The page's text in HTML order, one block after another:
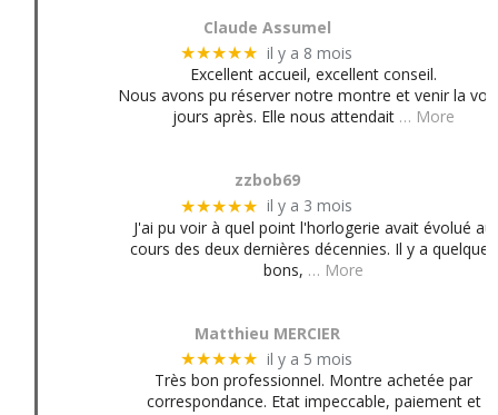
Claude Assumel
★★★★★ il y a 8 mois
Excellent accueil, excellent conseil.
Nous avons pu réserver notre montre et venir la
jours après. Elle nous attendait … More
zzbob69
★★★★★ il y a 3 mois
J'ai pu voir à quel point l'horlogerie avait évolué au
cours des deux dernières décennies. Il y a quelques
bons, … More
Matthieu MERCIER
★★★★★ il y a 5 mois
Très bon professionnel. Montre achetée par
correspondance. Etat impeccable, paiement et